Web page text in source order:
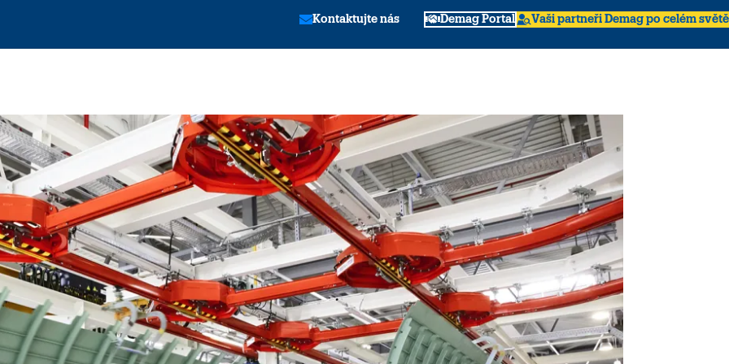
Kontaktujte nás Demag Portal Vaši partneři Demag po celém světě